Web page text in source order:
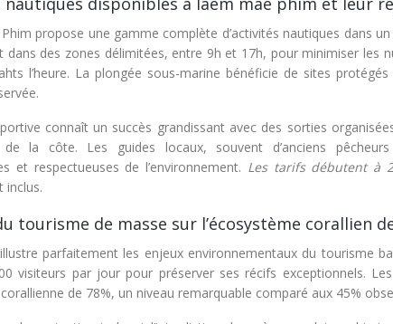
propose une gamme complète d’activités nautiques dans
dans des zones délimitées, entre 9h et 17h, pour minimiser les
l’heure. La plongée sous-marine bénéficie de sites
connaît un succès grandissant avec des sorties
la côte. Les guides locaux, souvent d’anciens
et respectueuses de l’environnement. Les tarifs débutent à
inclus.
tourisme de masse sur l’écosystème corallien
parfaitement les enjeux environnementaux du tourisme
visiteurs par jour pour préserver ses récifs exceptionnels.
de 78%, un niveau remarquable comparé aux 45%